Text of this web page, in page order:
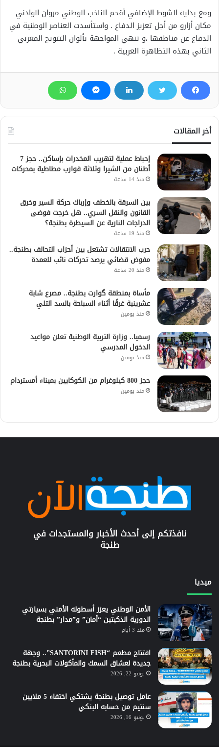
ومع بداية الشوط الإضافي أقحم الناخب الوطني مروان الوادني
مكان أزارو من أجل تعزيز الدفاع . واستأسدت العناصر الوطنية في
الدفاع عن مناطقها ،و تنهي المواجهة بألوان التتويج المغربي
الثاني بهذه التظاهرة العربية .
أخر المقالات
إحباط عملية لتهريب المخدرات بإساكن.. حجز 7
أطنان من الشيرا وثلاثة قوارب مطاطية بمحركات
منذ 14 ساعة
بين السرقة بالخطف وإرباك حركة السير وخرق
القانون والنقل السري.. هل خرجت فوضى
الدراجات النارية عن السيطرة بطنجة؟
منذ 19 ساعة
حرب الانتقالات تشتعل بين أحزاب التحالف بطنجة..
مفوض قضائي يرصد تحركات نائب للعمدة
منذ 20 ساعة
مأساة بمنطقة گوارت بطنجة.. مصرع شابة
عشرينية غرقًا أثناء السباحة بالسد التلي
منذ يومين
رسميا.. وزارة التربية الوطنية تعلن مواعيد
الدخول المدرسي
منذ يومين
حجز 800 كيلوغرام من الكوكايين بميناء أمستردام
منذ يومين
نافذتكم إلى أحدث الأخبار والمستجدات في
طنجة
ميديا
الأمن الوطني يعزز أسطوله الأمني بسيارتي
الدورية الذكيتين “أمان” و”مدار” بطنجة
منذ 3 أيام
افتتاح مطعم “SANTORINI FISH”.. وجهة
جديدة لعشاق السمك والمأكولات البحرية بطنجة
يونيو 22, 2026
عامل توصيل بطنجة يشتكي اختفاء 5 ملايين
سنتيم من حسابه البنكي
يونيو 16, 2026